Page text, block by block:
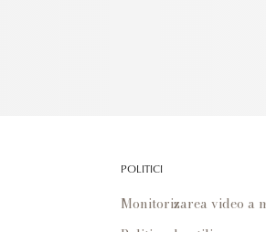
POLITICI
Monitorizarea video a